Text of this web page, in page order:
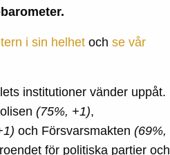
i sin helhet och se vår
institutioner vänder uppåt.
(75%, +1),
och Försvarsmakten (69%,
för politiska partier och